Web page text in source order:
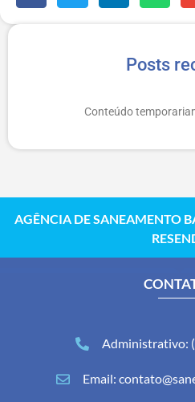
Posts
Conteúdo
AGÊNCIA DE SANEAMENTO
Administrativo:
Email: